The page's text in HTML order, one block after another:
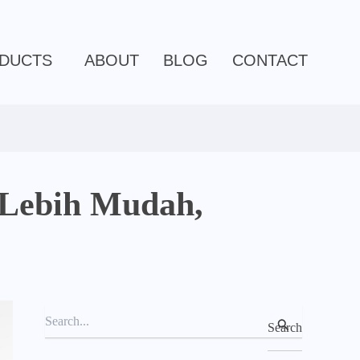
ABOUT BLOG CONTACT
Mudah,
S
e
e